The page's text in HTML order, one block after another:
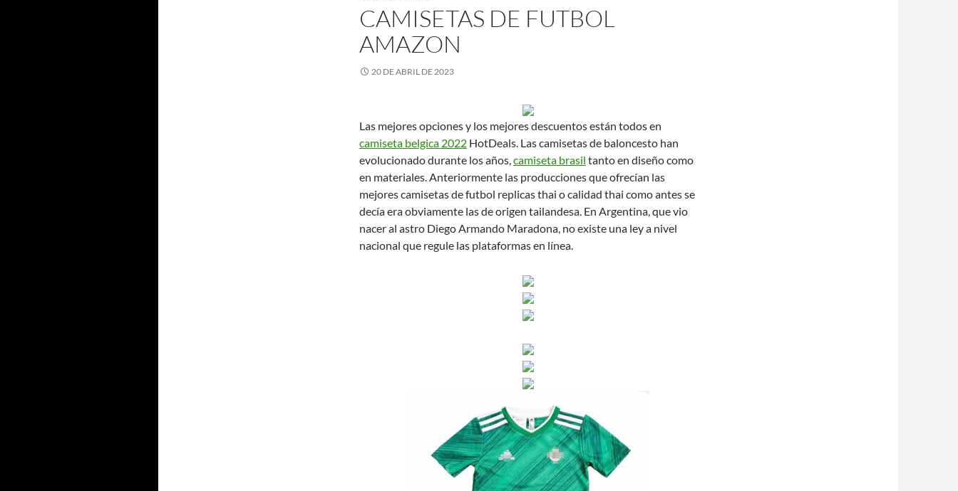
CAMISETAS DE FUTBOL
AMAZON
20 DE ABRIL DE 2023
Las mejores opciones y los mejores descuentos están todos en
camiseta belgica 2022 HotDeals. Las camisetas de baloncesto han
evolucionado durante los años,camiseta brasil tanto en diseño como
en materiales. Anteriormente las producciones que ofrecían las
mejores camisetas de futbol replicas thai o calidad thai como antes se
decía era obviamente las de origen tailandesa. En Argentina, que vio
nacer al astro Diego Armando Maradona, no existe una ley a nivel
nacional que regule las plataformas en línea.